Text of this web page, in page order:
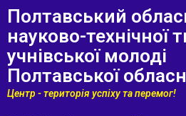
Полтавський
науково-технічної
учнівської молоді
Полтавської
Центр - територія успіху та перемог!